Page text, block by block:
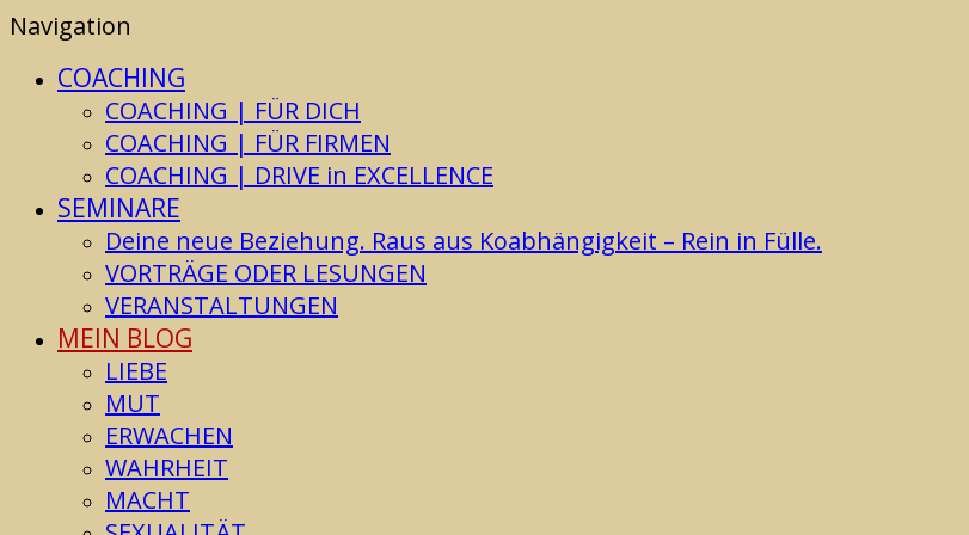
Navigation
COACHING
COACHING | FÜR DICH
COACHING | FÜR FIRMEN
COACHING | DRIVE in EXCELLENCE
SEMINARE
Deine neue Beziehung. Raus aus Koabhängigkeit – Rein in Fülle.
VORTRÄGE ODER LESUNGEN
VERANSTALTUNGEN
MEIN BLOG
LIEBE
MUT
ERWACHEN
WAHRHEIT
MACHT